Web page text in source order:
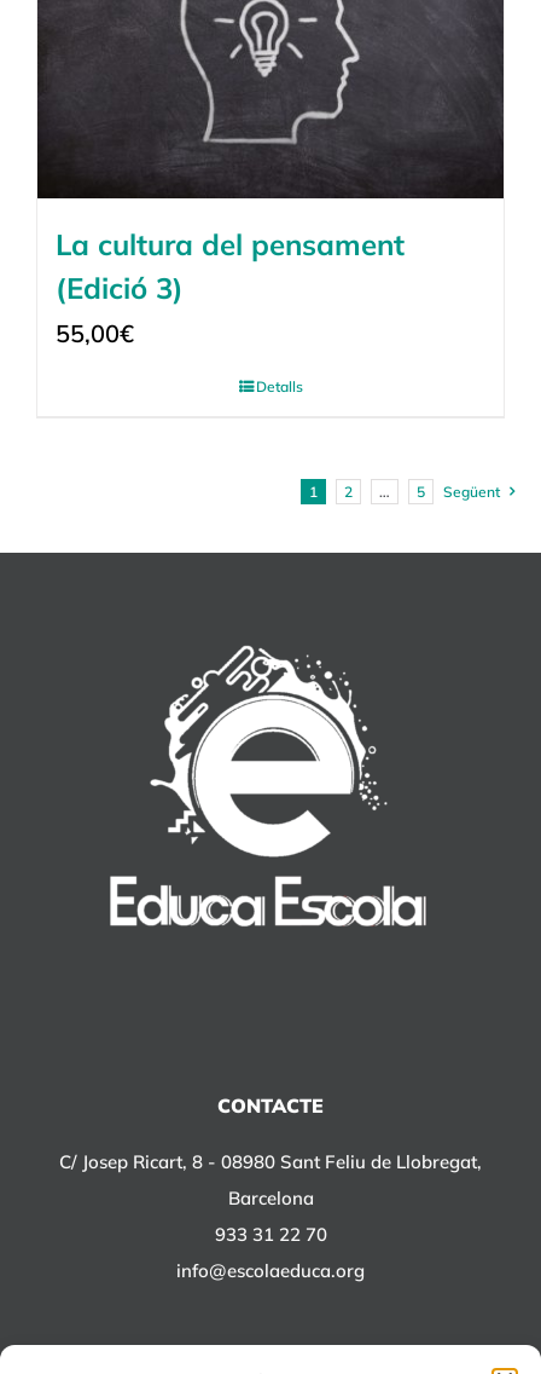
La cultura del pensament
(Edició 3)
55,00€
Detalls
1 2 … 5 Següent
CONTACTE
C/ Josep Ricart, 8 - 08980 Sant Feliu de Llobregat,
Barcelona
933 31 22 70
info@escolaeduca.org